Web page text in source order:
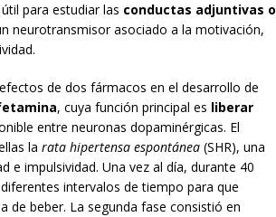
para estudiar las conductas adjuntivas o
neurotransmisor asociado a la motivación,
de dos fármacos en el desarrollo de
, cuya función principal es liberar
entre neuronas dopaminérgicas. El
la rata hipertensa espontánea (SHR), una
e impulsividad. Una vez al día, durante 40
intervalos de tiempo para que
de beber. La segunda fase consistió en